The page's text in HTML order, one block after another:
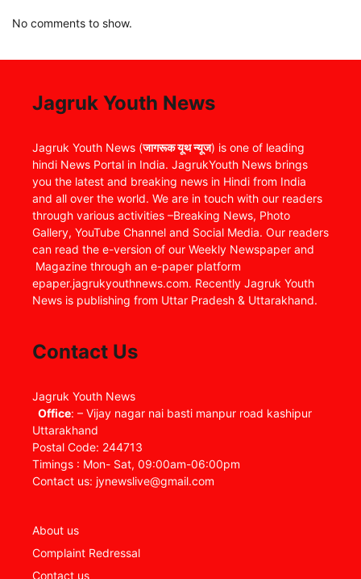
No comments to show.
Jagruk Youth News
Jagruk Youth News (जागरूक यूथ न्यूज) is one of leading
hindi News Portal in India. JagrukYouth News brings
you the latest and breaking news in Hindi from India
and all over the world. We are in touch with our readers
through various activities –Breaking News, Photo
Gallery, YouTube Channel and Social Media. Our readers
can read the e-version of our Weekly Newspaper and
Magazine through an e-paper platform
epaper.jagrukyouthnews.com. Recently Jagruk Youth
News is publishing from Uttar Pradesh & Uttarakhand.
Contact Us
Jagruk Youth News
Office: – Vijay nagar nai basti manpur road kashipur
Uttarakhand
Postal Code: 244713
Timings : Mon- Sat, 09:00am-06:00pm
Contact us: jynewslive@gmail.com
About us
Complaint Redressal
Contact us